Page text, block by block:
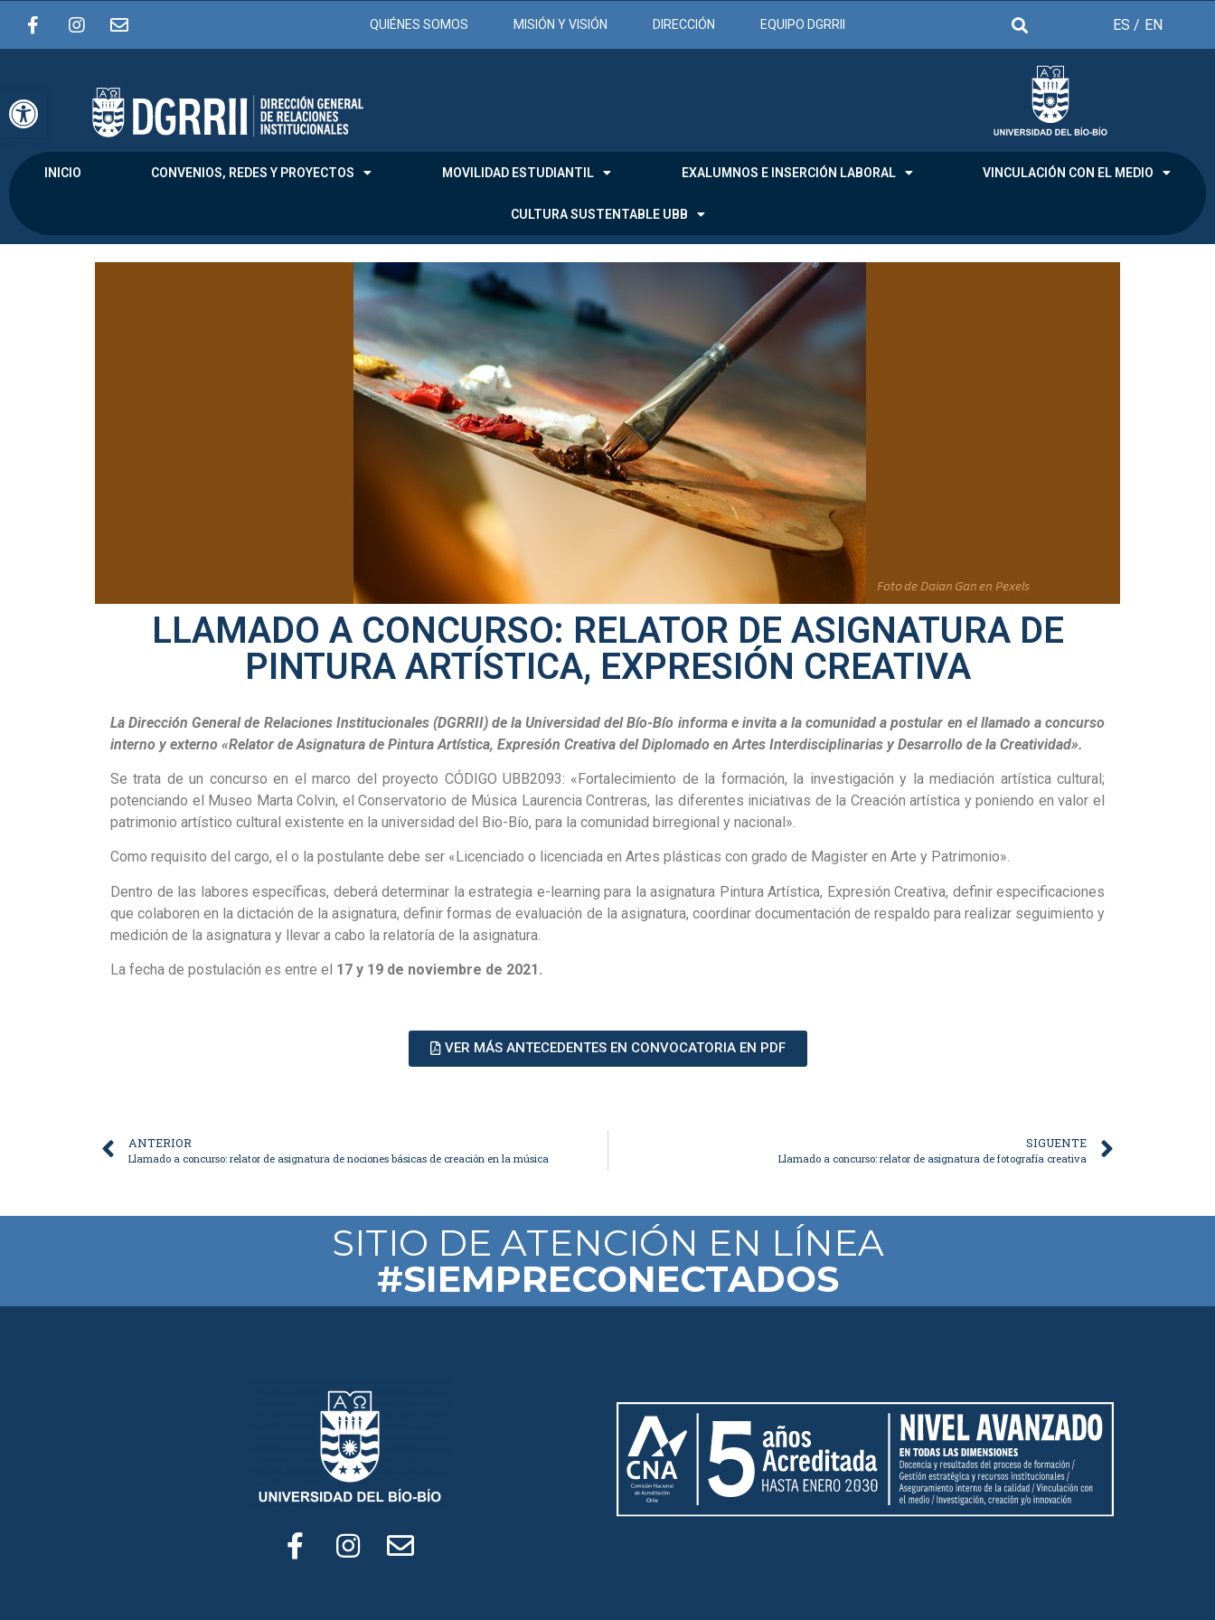
Abrir barra de herramientas
QUIÉNES SOMOS MISIÓN Y VISIÓN DIRECCIÓN EQUIPO DGRRII ES / EN
INICIO CONVENIOS, REDES Y PROYECTOS MOVILIDAD ESTUDIANTIL EXALUMNOS E INSERCIÓN LABORAL VINCULACIÓN CON EL MEDIO
CULTURA SUSTENTABLE UBB
LLAMADO A CONCURSO: RELATOR DE ASIGNATURA DE
PINTURA ARTÍSTICA, EXPRESIÓN CREATIVA
La Dirección General de Relaciones Institucionales (DGRRII) de la Universidad del Bío-Bío informa e invita a la comunidad a postular en el llamado a concurso
interno y externo «Relator de Asignatura de Pintura Artística, Expresión Creativa del Diplomado en Artes Interdisciplinarias y Desarrollo de la Creatividad».
Se trata de un concurso en el marco del proyecto CÓDIGO UBB2093: «Fortalecimiento de la formación, la investigación y la mediación artística cultural;
potenciando el Museo Marta Colvin, el Conservatorio de Música Laurencia Contreras, las diferentes iniciativas de la Creación artística y poniendo en valor el
patrimonio artístico cultural existente en la universidad del Bio-Bío, para la comunidad birregional y nacional».
Como requisito del cargo, el o la postulante debe ser «Licenciado o licenciada en Artes plásticas con grado de Magister en Arte y Patrimonio».
Dentro de las labores específicas, deberá determinar la estrategia e-learning para la asignatura Pintura Artística, Expresión Creativa, definir especificaciones
que colaboren en la dictación de la asignatura, definir formas de evaluación de la asignatura, coordinar documentación de respaldo para realizar seguimiento y
medición de la asignatura y llevar a cabo la relatoría de la asignatura.
La fecha de postulación es entre el 17 y 19 de noviembre de 2021.
VER MÁS ANTECEDENTES EN CONVOCATORIA EN PDF
ANTERIOR
Llamado a concurso: relator de asignatura de nociones básicas de creación en la música
SIGUENTE
Llamado a concurso: relator de asignatura de fotografía creativa
SITIO DE ATENCIÓN EN LÍNEA
#SIEMPRECONECTADOS